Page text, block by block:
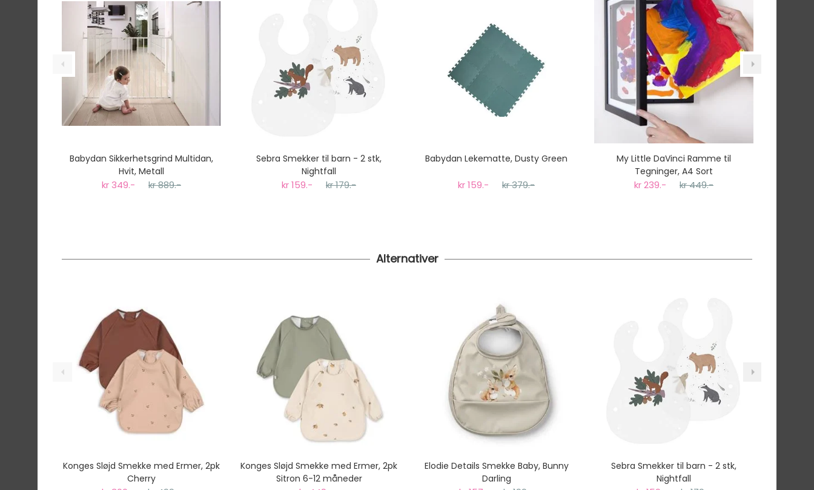
Vi har fri retur ved bytte.
Babydan Sikkerhetsgrind Multidan,
Hvit, Metall
kr 349.- kr 889.-
Sebra Smekker til barn - 2 stk,
Nightfall
kr 159.- kr 179.-
Babydan Lekematte, Dusty Green
kr 159.- kr 379.-
My Little DaVinci Ramme til
Tegninger, A4 Sort
kr 239.- kr 449.-
Alternativer
Konges Sløjd Smekke med Ermer, 2pk
Cherry
Konges Sløjd Smekke med Ermer, 2pk
Sitron 6-12 måneder
Elodie Details Smekke Baby, Bunny
Darling
Sebra Smekker til barn - 2 stk,
Nightfall